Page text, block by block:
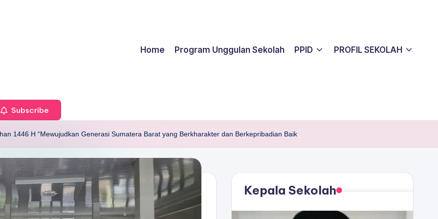
Home Program Unggulan Sekolah PPID PROFIL SEKOLAH
Subscribe
1446 H “Mewujudkan Generasi Sumatera Barat yang Berkharakter dan Berkepribadian Baik
Kepala Sekolah